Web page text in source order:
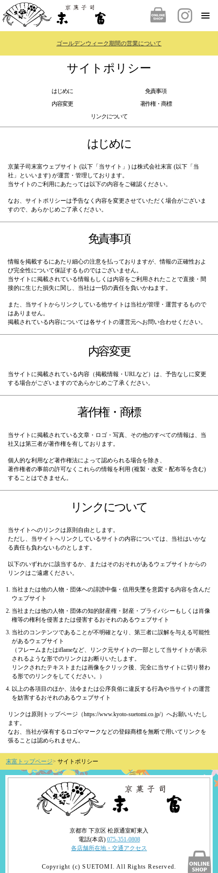
ゴールデンウィーク期間の営業について
サイトポリシー
はじめに
免責事項
内容変更
著作権・商標
リンクについて
はじめに
京菓子司末富ウェブサイト (以下「当サイト」) は株式会社末富 (以下「当
社」といいます) が運営・管理しております。
当サイトのご利用にあたっては以下の内容をご確認ください。
なお、サイトポリシーは予告なく内容を変更させていただく場合がございま
すので、あらかじめご了承ください。
免責事項
情報を掲載するにあたり細心の注意を払っておりますが、情報の正確性およ
び完全性について保証するものではございません。
当サイトに掲載されている情報もしくは内容をご利用されたことで直接・間
接的に生じた損失に関し、当社は一切の責任を負いかねます。
また、当サイトからリンクしている他サイトは当社が管理・運営するもので
はありません。
掲載されている内容については各サイトの運営元へお問い合わせください。
内容変更
当サイトに掲載されている内容（掲載情報・URLなど）は、予告なしに変更
する場合がございますのであらかじめご了承ください。
著作権・商標
当サイトに掲載されている文章・ロゴ・写真、その他のすべての情報は、当
社又は第三者が著作権を有しております。
個人的な利用など著作権法によって認められる場合を除き、
著作権者の事前の許可なくこれらの情報を利用 (複製・改変・配布等を含む)
することはできません。
リンクについて
当サイトへのリンクは原則自由とします。
ただし、当サイトへリンクしているサイトの内容については、当社はいかな
る責任も負わないものとします。
以下のいずれかに該当するか、またはそのおそれがあるウェブサイトからの
リンクはご遠慮ください。
当社または他の人物・団体への誹謗中傷・信用失墜を意図する内容を含んだ
ウェブサイト
当社または他の人物・団体の知的財産権・財産・プライバシーもしくは肖像
権等の権利を侵害または侵害するおそれのあるウェブサイト
当社のコンテンツであることが不明確となり、第三者に誤解を与える可能性
があるウェブサイト
（フレームまたはiflameなど、リンク元サイトの一部として当サイトが表示
されるような形でのリンクはお断りいたします。
リンクされたテキストまたは画像をクリック後、完全に当サイトに切り替わ
る形でのリンクをしてください。）
以上の各項目のほか、法令または公序良俗に違反する行為や当サイトの運営
を妨害するおそれのあるウェブサイト
リンクは原則トップページ（https://www.kyoto-suetomi.co.jp/）へお願いいたし
ます。
なお、当社が保有するロゴやマークなどの登録商標を無断で用いてリンクを
張ることは認められません。
末富トップページ サイトポリシー
京都市 下京区 松原通室町東入
電話(本店) 075-351-0808
各店舗所在地・交通アクセス
Copyright (c) SUETOMI. All Rights Reserved.